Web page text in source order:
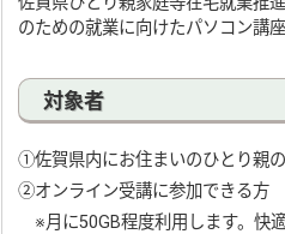
のための就業に向けたパソコン講
対象者
①佐賀県内にお住まいのひとり親
②オンライン受講に参加できる方
※月に50GB程度利用します。快